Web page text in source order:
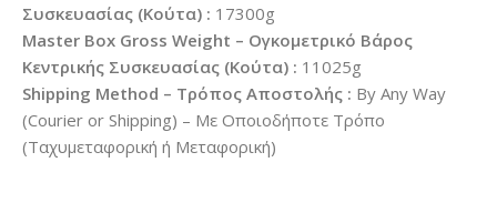
Συσκευασίας (Κούτα) : 17300g
Master Box Gross Weight – Ογκομετρικό Βάρος
Κεντρικής Συσκευασίας (Κούτα) : 11025g
Shipping Method – Τρόπος Αποστολής : By Any Way
(Courier or Shipping) – Με Οποιοδήποτε Τρόπο
(Ταχυμεταφορική ή Μεταφορική)